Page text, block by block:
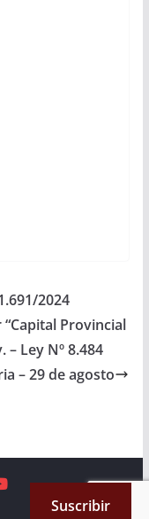
2024
Provincial
– Ley Nº 8.484
– 29 de agosto
. All rights reserved.
Suscribir